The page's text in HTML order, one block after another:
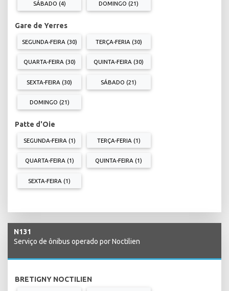
SÁBADO (4) DOMINGO (21)
Gare de Yerres
SEGUNDA-FEIRA (30) TERÇA-FERIA (30)
QUARTA-FEIRA (30) QUINTA-FEIRA (30)
SEXTA-FEIRA (30) SÁBADO (21)
DOMINGO (21)
Patte d'Oie
SEGUNDA-FEIRA (1) TERÇA-FERIA (1)
QUARTA-FEIRA (1) QUINTA-FEIRA (1)
SEXTA-FEIRA (1)
N131
Serviço de ônibus operado por Noctilien
BRETIGNY NOCTILIEN